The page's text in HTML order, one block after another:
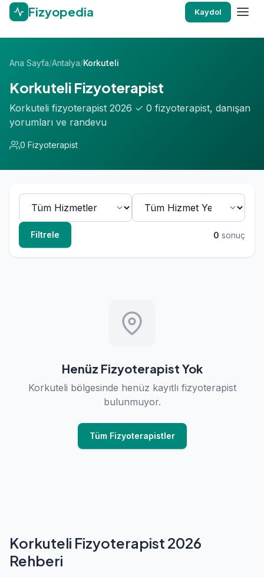
Fizyopedia Kaydol
Ana Sayfa/Antalya/Korkuteli
Korkuteli Fizyoterapist
Korkuteli fizyoterapist 2026 ✓ 0 fizyoterapist, danışan
yorumları ve randevu
0 Fizyoterapist
Filtrele 0 sonuç
Henüz Fizyoterapist Yok
Korkuteli bölgesinde henüz kayıtlı fizyoterapist
bulunmuyor.
Tüm Fizyoterapistler
Korkuteli Fizyoterapist 2026
Rehberi